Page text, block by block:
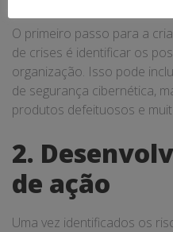
O primeiro passo para a
de crises é identificar os
organização. Isso pode
de segurança cibernética,
produtos defeituosos e
2.
de ação
Uma vez identificados os